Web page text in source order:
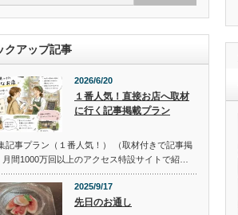
クアップ記事
2026/6/20
１番人気！直接お店へ取材
に行く記事掲載プラン
記事プラン（１番人気！） （取材付きで記事掲
月間1000万回以上のアクセス特設サイトで紹…
2025/9/17
先日のお通し